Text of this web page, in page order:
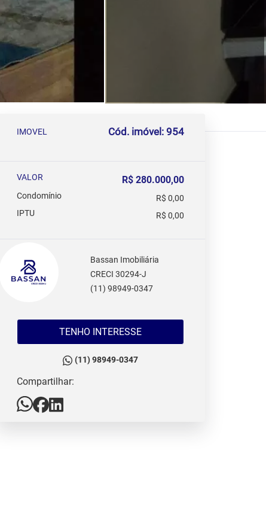
IMOVEL Cód. imóvel: 954
VALOR R$ 280.000,00
Condomínio
R$ 0,00
IPTU
R$ 0,00
Bassan Imobiliária
CRECI 30294-J
(11) 98949-0347
TENHO INTERESSE
(11) 98949-0347
Compartilhar: